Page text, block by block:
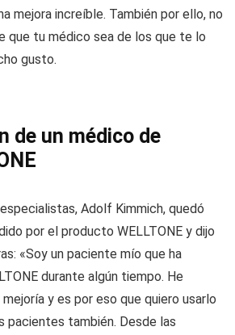
mejora increíble. También por ello, no
que tu médico sea de los que te lo
gusto.
de un médico de
Adolf Kimmich, quedó
por el producto WELLTONE y dijo
«Soy un paciente mío que ha
durante algún tiempo. He
y es por eso que quiero usarlo
pacientes también. Desde las